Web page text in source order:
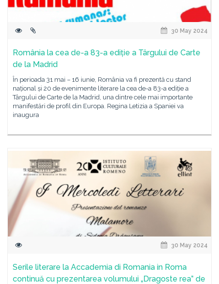
30 May 2024
România la cea de-a 83-a ediție a Târgului de Carte
de la Madrid
În perioada 31 mai – 16 iunie, România va fi prezentă cu stand
național și 20 de evenimente literare la cea de-a 83-a ediție a
Târgului de Carte de la Madrid, una dintre cele mai importante
manifestări de profil din Europa. Regina Letizia a Spaniei va
inaugura
30 May 2024
Serile literare la Accademia di Romania in Roma
continuă cu prezentarea volumului „Dragoste rea” de